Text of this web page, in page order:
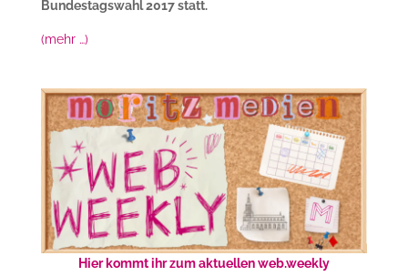
Bundestagswahl 2017 statt.
(mehr …)
Hier kommt ihr zum aktuellen web.weekly